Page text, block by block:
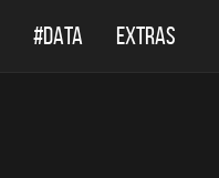
#DATA EXTRAS